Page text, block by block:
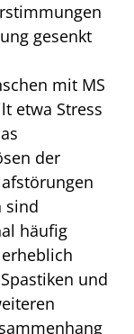
gesenkt
mit MS
etwa Stress
der
sind
häufig
und